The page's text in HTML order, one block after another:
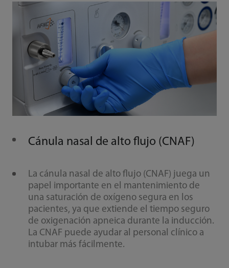
Cánula nasal de alto flujo (CNAF)
La cánula nasal de alto flujo (CNAF) juega un
papel importante en el mantenimiento de
una saturación de oxígeno segura en los
pacientes, ya que extiende el tiempo seguro
de oxigenación apneica durante la inducción.
La CNAF puede ayudar al personal clínico a
intubar más fácilmente.